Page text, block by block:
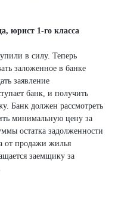
юрист 1-го класса
в силу. Теперь
заложенное в банке
заявление
банк, и получить
Банк должен рассмотреть
минимальную цену за
остатка задолженности
от продажи жилья
заемщику за